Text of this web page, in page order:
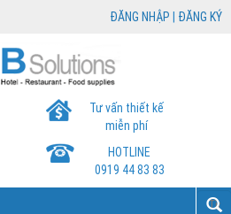
ĐĂNG NHẬP | ĐĂNG KÝ
Tư vấn thiết kế
miễn phí
HOTLINE
0919 44 83 83